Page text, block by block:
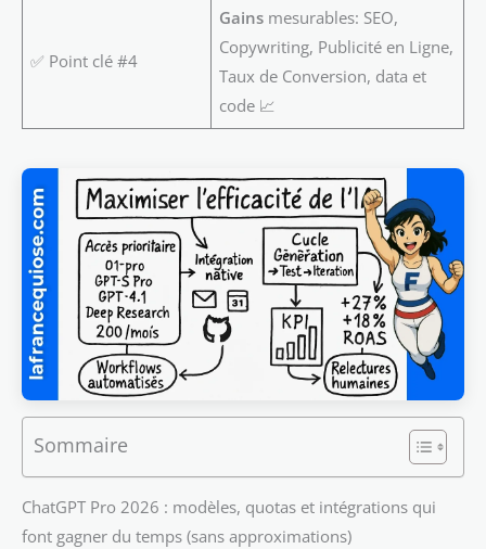
✅ Point clé #4
Gains mesurables: SEO,
Copywriting, Publicité en Ligne,
Taux de Conversion, data et
code 📈
Sommaire
ChatGPT Pro 2026 : modèles, quotas et intégrations qui
font gagner du temps (sans approximations)